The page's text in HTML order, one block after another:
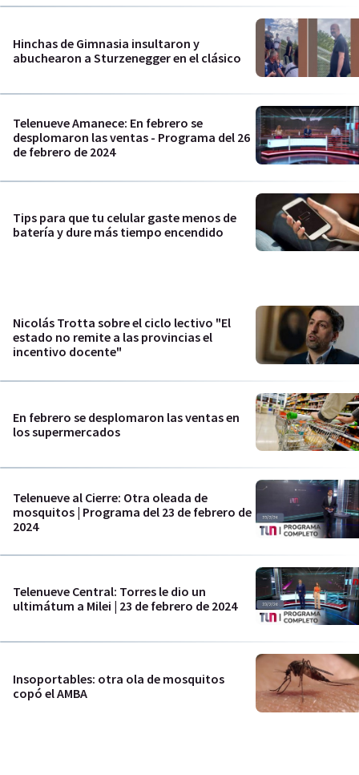
Hinchas de Gimnasia insultaron y
abuchearon a Sturzenegger en el clásico
Telenueve Amanece: En febrero se
desplomaron las ventas - Programa del 26
de febrero de 2024
Tips para que tu celular gaste menos de
batería y dure más tiempo encendido
Nicolás Trotta sobre el ciclo lectivo "El
estado no remite a las provincias el
incentivo docente"
En febrero se desplomaron las ventas en
los supermercados
Telenueve al Cierre: Otra oleada de
mosquitos | Programa del 23 de febrero de
2024
Telenueve Central: Torres le dio un
ultimátum a Milei | 23 de febrero de 2024
Insoportables: otra ola de mosquitos
copó el AMBA